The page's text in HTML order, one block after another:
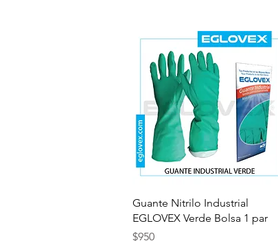
Vista rápida
Guante Nitrilo Industrial
EGLOVEX Verde Bolsa 1 par
Precio
$950